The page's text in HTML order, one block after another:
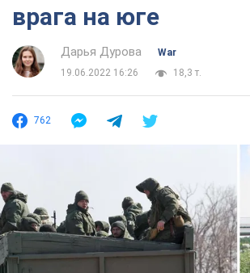
врага на юге
Дарья Дурова
War
19.06.2022 16:26
18,3 т.
762